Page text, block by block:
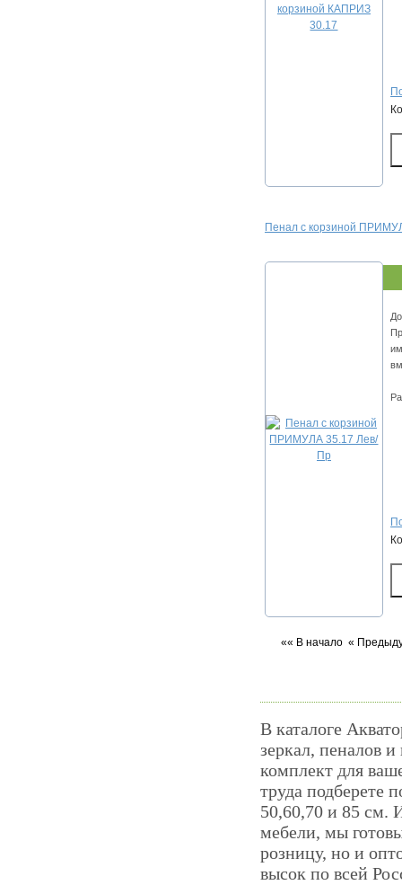
Пенал с корзиной
«« В начало «
В каталоге
зеркал, пеналов
комплект для
труда подберете
50,60,70 и 85 см.
мебели, мы
розницу, но и
высок по всей